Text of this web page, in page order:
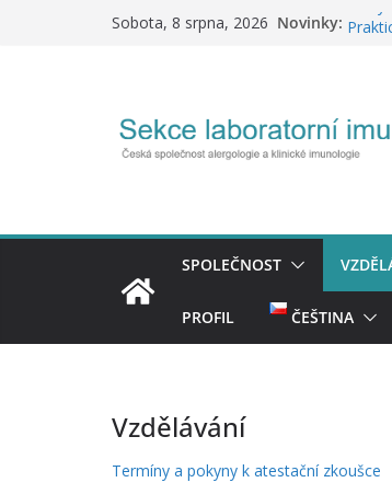
Sobota, 8 srpna, 2026 Novinky:
p
e
č
SPOLEČNOST
PROFIL ČEŠTINA
Vzdělávání
Termíny a pokyny k atestační zkoušce